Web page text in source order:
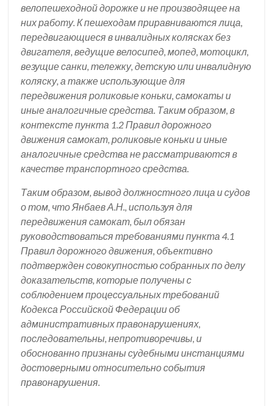
велопешеходной дорожке и не производящее на
них работу. К пешеходам приравниваются лица,
передвигающиеся в инвалидных колясках без
двигателя, ведущие велосипед, мопед, мотоцикл,
везущие санки, тележку, детскую или инвалидную
коляску, а также использующие для
передвижения роликовые коньки, самокаты и
иные аналогичные средства. Таким образом, в
контексте пункта 1.2 Правил дорожного
движения самокат, роликовые коньки и иные
аналогичные средства не рассматриваются в
качестве транспортного средства.
Таким образом, вывод должностного лица и судов
о том, что Янбаев А.Н., используя для
передвижения самокат, был обязан
руководствоваться требованиями пункта 4.1
Правил дорожного движения, объективно
подтвержден совокупностью собранных по делу
доказательств, которые получены с
соблюдением процессуальных требований
Кодекса Российской Федерации об
административных правонарушениях,
последовательны, непротиворечивы, и
обоснованно признаны судебными инстанциями
достоверными относительно события
правонарушения.